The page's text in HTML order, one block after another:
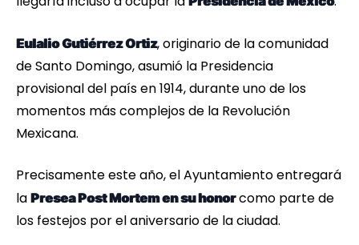
Eulalio Gutiérrez Ortiz, originario de la comunidad
de Santo Domingo, asumió la Presidencia
provisional del país en 1914, durante uno de los
momentos más complejos de la Revolución
Mexicana.
Precisamente este año, el Ayuntamiento entregará
la Presea Post Mortem en su honorcomo parte de
los festejos por el aniversario de la ciudad.